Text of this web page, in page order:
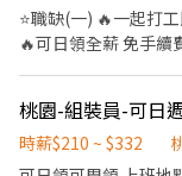
+$100 加班1小時
$1000(詳細規定另外說明) 領錢方式⬇️ 1.日領匯款 2.週
⭐️職缺(一) 🔥一起打工比較有伴✨ ✔️無經驗可✔️朋友一起✔️日領全薪
🔥可日領全薪 免手
🎉時薪240～320
10天/週休二日/假日
大園區中山南路/觀
桃園-組裝員-可日
時薪$210 ~ $332